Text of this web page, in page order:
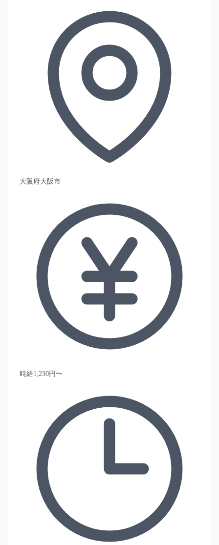
大阪府大阪市
時給1,230円〜